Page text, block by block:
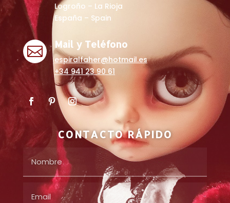
Logroño – La Rioja
España – Spain
 Mail y Teléfono
espiralfaher@hotmail.es
+34 941 23 90 61
CONTACTO RÁPIDO